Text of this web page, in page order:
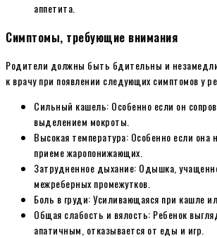
аппетита.
Симптомы, требующие внимания
Родители должны быть бдительны и
к врачу при появлении следующих симптомов у
Сильный кашель: Особенно если он
выделением мокроты.
Высокая температура: Особенно если она
приеме жаропонижающих.
Затрудненное дыхание: Одышка,
межреберных промежутков.
Боль в груди: Усиливающаяся при кашле
Общая слабость и вялость: Ребенок
апатичным, отказывается от еды и игр.